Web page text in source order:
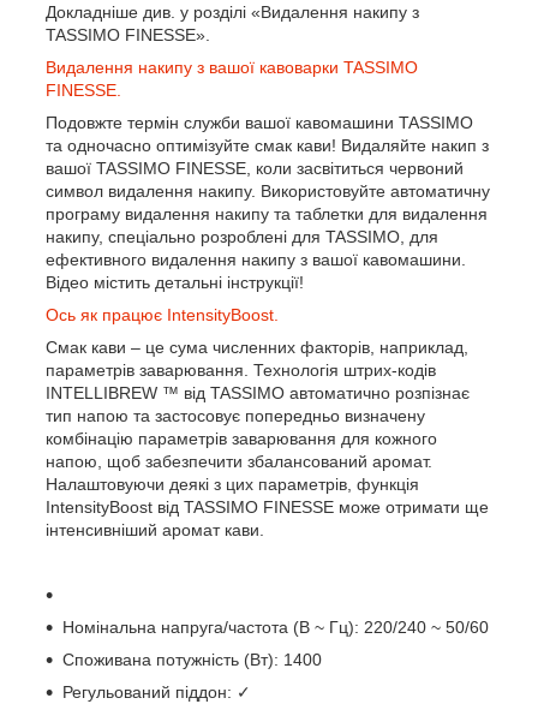
Докладніше див. у розділі «Видалення накипу з
TASSIMO FINESSE».
Видалення накипу з вашої кавоварки TASSIMO
FINESSE.
Подовжте термін служби вашої кавомашини TASSIMO
та одночасно оптимізуйте смак кави! Видаляйте накип з
вашої TASSIMO FINESSE, коли засвітиться червоний
символ видалення накипу. Використовуйте автоматичну
програму видалення накипу та таблетки для видалення
накипу, спеціально розроблені для TASSIMO, для
ефективного видалення накипу з вашої кавомашини.
Відео містить детальні інструкції!
Ось як працює IntensityBoost.
Смак кави – це сума численних факторів, наприклад,
параметрів заварювання. Технологія штрих-кодів
INTELLIBREW ™ від TASSIMO автоматично розпізнає
тип напою та застосовує попередньо визначену
комбінацію параметрів заварювання для кожного
напою, щоб забезпечити збалансований аромат.
Налаштовуючи деякі з цих параметрів, функція
IntensityBoost від TASSIMO FINESSE може отримати ще
інтенсивніший аромат кави.
Номінальна напруга/частота (В ~ Гц): 220/240 ~ 50/60
Споживана потужність (Вт): 1400
Регульований піддон: ✓